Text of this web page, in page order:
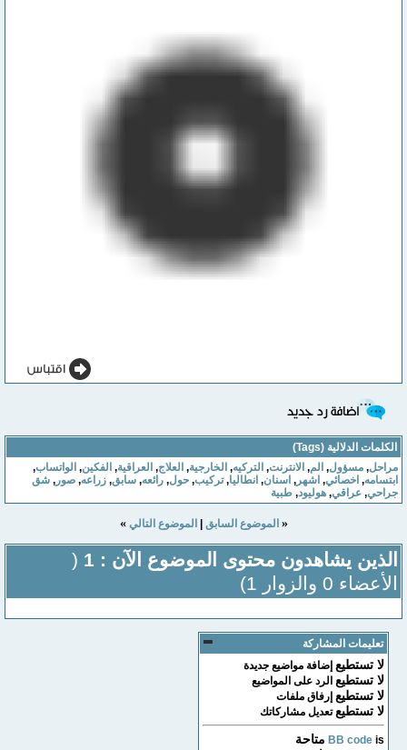
الكلمات الدلالية (Tags)
مراحل,مسؤول,الم,الانترنت,التركيه,الخارجية,العلاج,العراقية,الفكين,الواتساب,
ابتسامه,اخصائي ,اشهر,اسنان,انطاليا,تركيب,حول,رائعه,سابق,زراعه,صور,شق
جراحي ,عراقي ,هوليود,طبية
« الموضوع السابق| الموضوع التالي »
الذين يشاهدون محتوى الموضوع الآن : 1
(
الأعضاء 0 والزوار 1)
تعليمات المشاركة
لا تستطيعإضافة مواضيع جديدة
لا تستطيعالرد على المواضيع
لا تستطيعإرفاق ملفات
لا تستطيعتعديل مشاركاتك
BB codeis متاحة